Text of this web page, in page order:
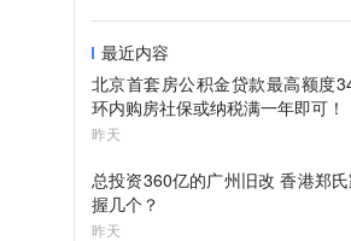
最近内容
北京首套房公积金贷款最高额度
环内购房社保或纳税满一年即可！
昨天
总投资360亿的广州旧改 香港郑
握几个？
昨天